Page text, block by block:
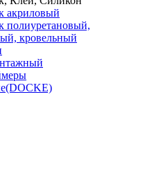
акриловый
полиуретановый,
кровельный